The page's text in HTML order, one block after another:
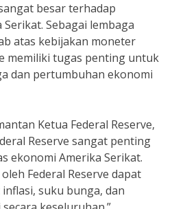
besar terhadap
Sebagai lembaga
atas kebijakan moneter
memiliki tugas penting untuk
dan pertumbuhan ekonomi
Ketua Federal Reserve,
Reserve sangat penting
ekonomi Amerika Serikat.
Federal Reserve dapat
suku bunga, dan